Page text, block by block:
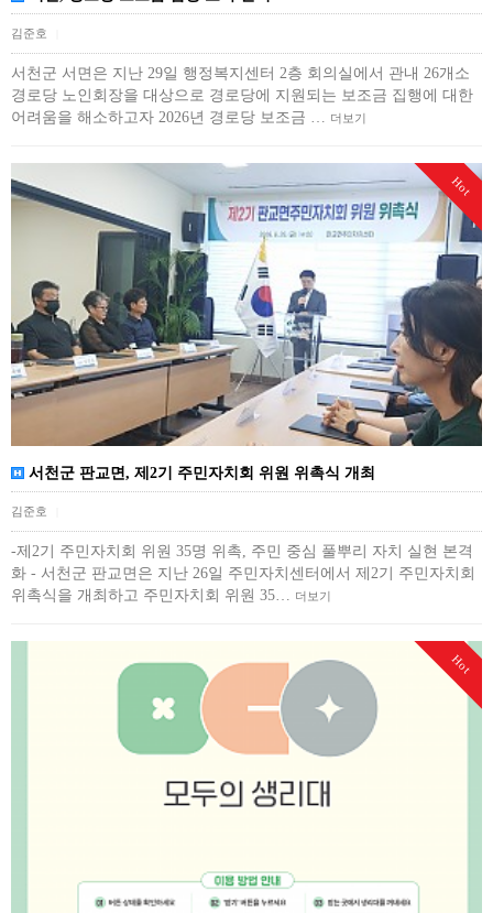
김준호
서천군 서면은 지난 29일 행정복지센터 2층 회의실에서 관내 26개소
경로당 노인회장을 대상으로 경로당에 지원되는 보조금 집행에 대한
어려움을 해소하고자 2026년 경로당 보조금 …
더보기
Hot
서천군 판교면, 제2기 주민자치회 위원 위촉식 개최
김준호
-제2기 주민자치회 위원 35명 위촉, 주민 중심 풀뿌리 자치 실현 본격
화 - 서천군 판교면은 지난 26일 주민자치센터에서 제2기 주민자치회
위촉식을 개최하고 주민자치회 위원 35…
더보기
Hot